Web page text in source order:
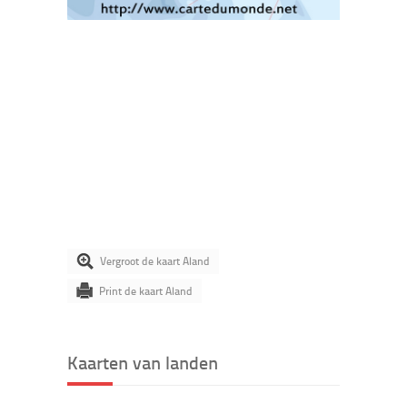
Vergroot de kaart Aland
Print de kaart Aland
Kaarten van landen